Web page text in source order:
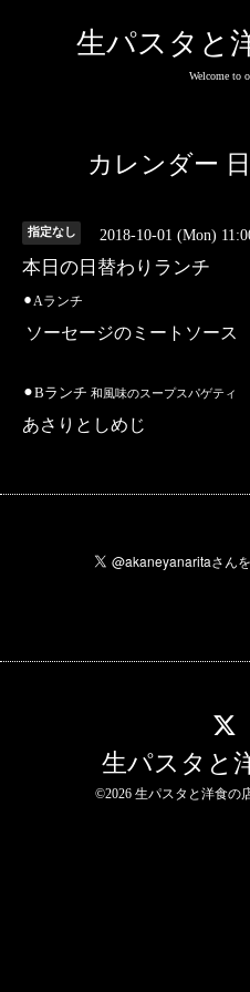
生パスタと
Welcome to
カレンダー
指定なし 2018-10-01 (Mon)
本日の日替わりランチ
⚫︎Aランチ
ソーセージのミートソース
⚫︎Bランチ 和風味のスープスパゲティ
あさりとしめじ
生パスタと
©2026 生パスタと洋食の